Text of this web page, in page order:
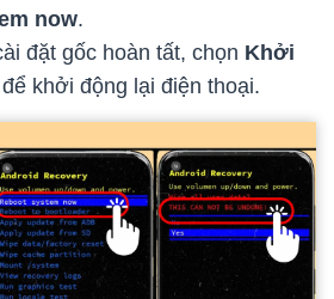
now.
đặt gốc hoàn tất, chọn Khởi
để khởi động lại điện thoại.